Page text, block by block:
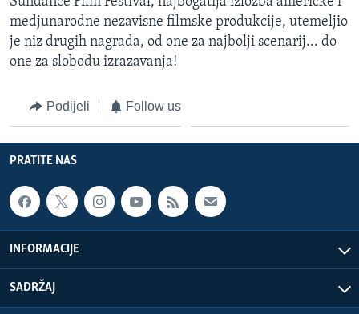
medjunarodne nezavisne filmske produkcije, utemeljio
je niz drugih nagrada, od one za najbolji scenarij... do
one za slobodu izrazavanja!
Podijeli Follow us
PRATITE NAS
INFORMACIJE
SADRŽAJ